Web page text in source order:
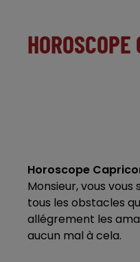
Horoscope
Monsieur, vous
tous les obstacles
allégrement les
aucun mal à cela.